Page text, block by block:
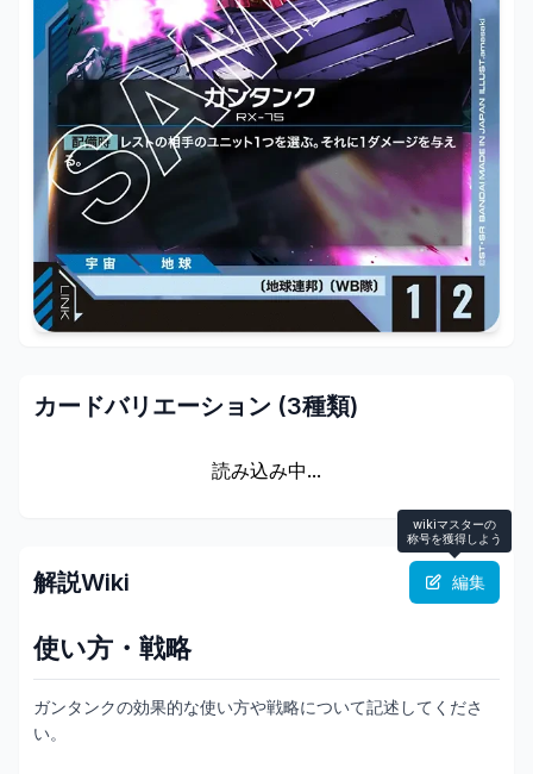
カードバリエーション (3種類)
読み込み中...
解説Wiki
wikiマスターの
称号を獲得しよう
編集
使い方・戦略
ガンタンクの効果的な使い方や戦略について記述してくださ
い。